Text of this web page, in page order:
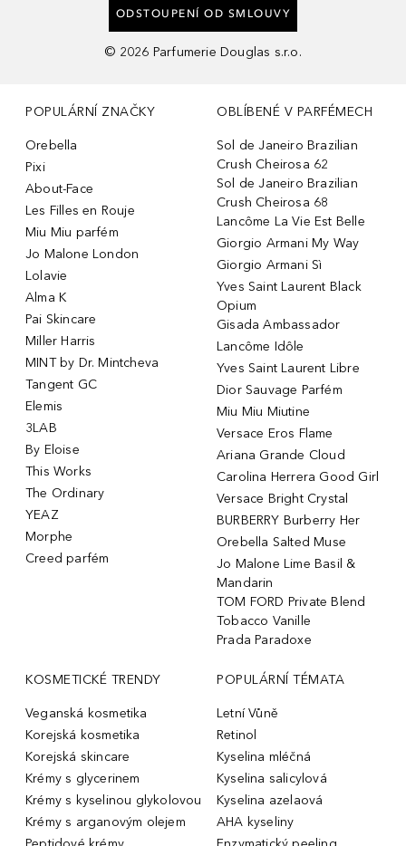
ODSTOUPENÍ OD SMLOUVY
© 2026 Parfumerie Douglas s.r.o.
POPULÁRNÍ ZNAČKY
Orebella
Pixi
About-Face
Les Filles en Rouje
Miu Miu parfém
Jo Malone London
Lolavie
Alma K
Pai Skincare
Miller Harris
MINT by Dr. Mintcheva
Tangent GC
Elemis
3LAB
By Eloise
This Works
The Ordinary
YEAZ
Morphe
Creed parfém
OBLÍBENÉ V PARFÉMECH
Sol de Janeiro Brazilian
Crush Cheirosa 62
Sol de Janeiro Brazilian
Crush Cheirosa 68
Lancôme La Vie Est Belle
Giorgio Armani My Way
Giorgio Armani Sì
Yves Saint Laurent Black
Opium
Gisada Ambassador
Lancôme Idôle
Yves Saint Laurent Libre
Dior Sauvage Parfém
Miu Miu Miutine
Versace Eros Flame
Ariana Grande Cloud
Carolina Herrera Good Girl
Versace Bright Crystal
BURBERRY Burberry Her
Orebella Salted Muse
Jo Malone Lime Basil &
Mandarin
TOM FORD Private Blend
Tobacco Vanille
Prada Paradoxe
KOSMETICKÉ TRENDY
Veganská kosmetika
Korejská kosmetika
Korejská skincare
Krémy s glycerinem
Krémy s kyselinou glykolovou
Krémy s arganovým olejem
POPULÁRNÍ TÉMATA
Letní Vůně
Retinol
Kyselina mléčná
Kyselina salicylová
Kyselina azelaová
AHA kyseliny